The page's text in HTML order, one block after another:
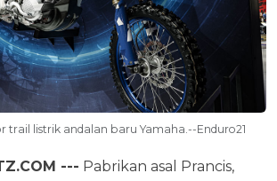
trail listrik andalan baru Yamaha.--Enduro21
--- Pabrikan asal Prancis,